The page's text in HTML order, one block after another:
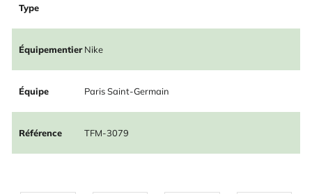
Type
Équipementier Nike
Équipe Paris Saint-Germain
Référence TFM-3079